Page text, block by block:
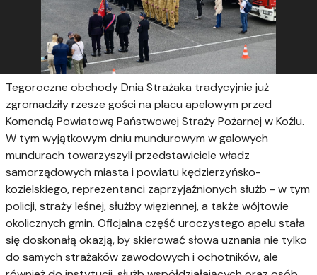
Tegoroczne obchody Dnia Strażaka tradycyjnie już
zgromadziły rzesze gości na placu apelowym przed
Komendą Powiatową Państwowej Straży Pożarnej w Koźlu.
W tym wyjątkowym dniu mundurowym w galowych
mundurach towarzyszyli przedstawiciele władz
samorządowych miasta i powiatu kędzierzyńsko-
kozielskiego, reprezentanci zaprzyjaźnionych służb - w tym
policji, straży leśnej, służby więziennej, a także wójtowie
okolicznych gmin. Oficjalna część uroczystego apelu stała
się doskonałą okazją, by skierować słowa uznania nie tylko
do samych strażaków zawodowych i ochotników, ale